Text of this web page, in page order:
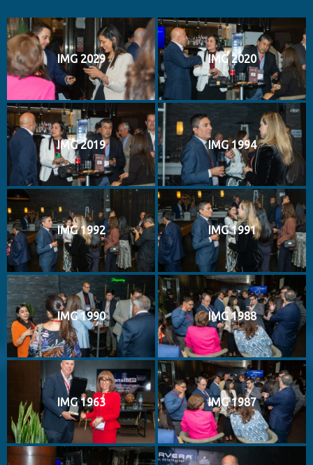
IMG 2029 IMG 2020
IMG 2019 IMG 1994
IMG 1992 IMG 1991
IMG 1990 IMG 1988
IMG 1963 IMG 1987